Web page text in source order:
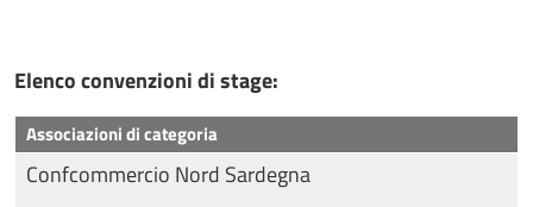
Elenco convenzioni di stage:
Associazioni di categoria
Confcommercio Nord Sardegna